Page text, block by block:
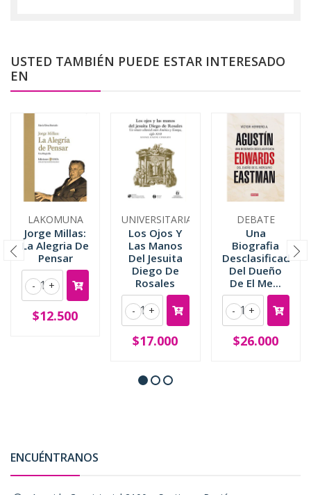
USTED TAMBIÉN PUEDE ESTAR INTERESADO
EN
LAKOMUNA
Jorge Millas:
La Alegria De
Pensar
+
-
$12.500
UNIVERSITARIA
Los Ojos Y
Las Manos
Del Jesuita
Diego De
Rosales
+
-
$17.000
DEBATE
Una
Biografia
Desclasificada
Del Dueño
De El Me...
+
-
$26.000
ENCUÉNTRANOS